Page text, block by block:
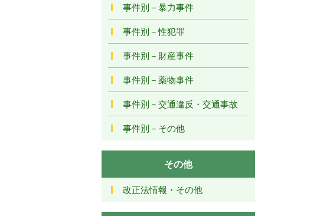
事件別－暴力事件
事件別－性犯罪
事件別－財産事件
事件別－薬物事件
事件別－交通違反・交通事故
事件別－その他
その他
改正法情報・その他